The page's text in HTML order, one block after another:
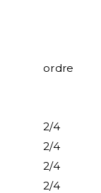
ordre
2/4
2/4
2/4
2/4